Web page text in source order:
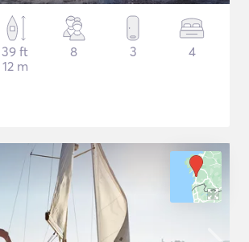
39 ft
12 m
8 3 4